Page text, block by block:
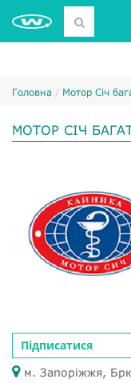
Головна Мотор Січ
МОТОР СІЧ
Підписатися
м. Запоріжжя,